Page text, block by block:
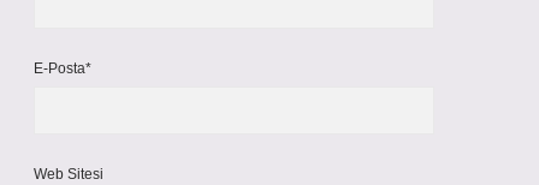
E-Posta*
Web Sitesi